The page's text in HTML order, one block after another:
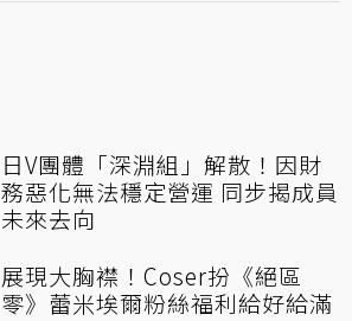
日V團體「深淵組」解散！因財
務惡化無法穩定營運 同步揭成員
未來去向
展現大胸襟！Coser扮《絕區
零》蕾米埃爾粉絲福利給好給滿